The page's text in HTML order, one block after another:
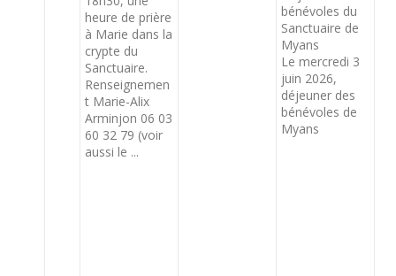
heure de prière
à Marie dans la
crypte du
Sanctuaire.
Renseignemen
t Marie-Alix
Arminjon 06 03
60 32 79 (voir
aussi le ...
bénévoles du
Sanctuaire de
Myans
Le mercredi 3
juin 2026,
déjeuner des
bénévoles de
Myans